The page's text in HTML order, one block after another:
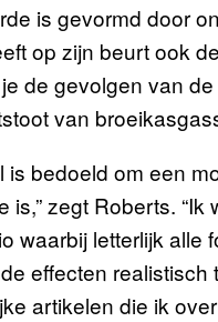
is gevormd door
op zijn beurt ook
de gevolgen van
van
is bedoeld om een
is,” zegt Roberts.
waarbij letterlijk alle
effecten
artikelen die ik